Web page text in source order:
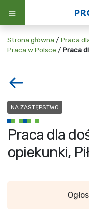
Strona główna / Praca
Praca w Polsce / Praca
NA ZASTĘPSTWO
Praca dla
opiekunki,